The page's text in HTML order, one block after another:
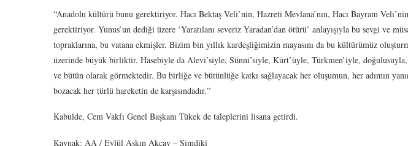
“Anadolu kültürü bunu gerektiriyor. Hacı Bektaş Veli’nin, Hazreti Mevlana’nın, Hacı Bayram
gerektiriyor. Yunus’un dediği üzere ‘Yaratılanı severiz Yaradan’dan ötürü’ anlayışıyla bu sevgi ve
topraklarına, bu vatana ekmişler. Bizim bin yıllık kardeşliğimizin mayasını da bu kültürümüz
üzerinde büyük birliktir. Hasebiyle da Alevi’siyle, Sünni’siyle, Kürt’üyle, Türkmen’iyle,
ve bütün olarak görmektedir. Bu birliğe ve bütünlüğe katkı sağlayacak her oluşumun, her adımın
bozacak her türlü hareketin de karşısındadır.”
Kabulde, Cem Vakfı Genel Başkanı Tükek de taleplerini lisana getirdi.
Kaynak: AA / Eylül Aşkın Akçay – Şimdiki